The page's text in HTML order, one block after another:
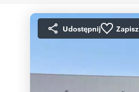
Udostępnij Zapisz